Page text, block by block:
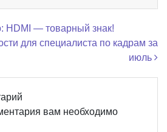
записям
— товарный знак!
для специалиста по кадрам за
июль
вам необходимо